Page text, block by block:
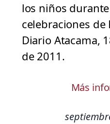
los niños
celebraciones de
Diario Atacama,
de 2011.
Más